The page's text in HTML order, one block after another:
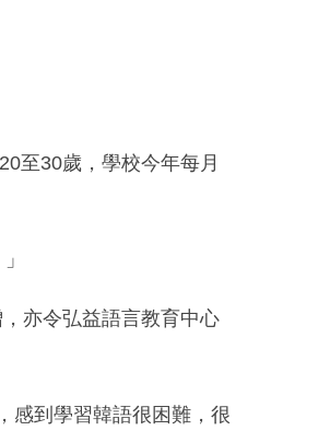
至30歲，學校今年每月
亦令弘益語言教育中心
感到學習韓語很困難，很